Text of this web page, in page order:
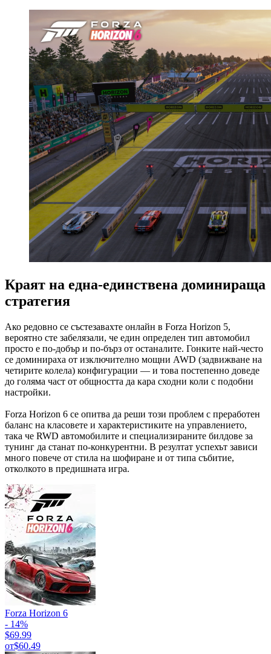
Краят на една-единствена доминираща
стратегия
Ако редовно се състезавахте онлайн в Forza Horizon 5,
вероятно сте забелязали, че един определен тип автомобил
просто е по-добър и по-бърз от останалите. Гонките най-често
се доминираха от изключително мощни AWD (задвижване на
четирите колела) конфигурации — и това постепенно доведе
до голяма част от общността да кара сходни коли с подобни
настройки.
Forza Horizon 6 се опитва да реши този проблем с преработен
баланс на класовете и характеристиките на управлението,
така че RWD автомобилите и специализираните билдове за
тунинг да станат по-конкурентни. В резултат успехът зависи
много повече от стила на шофиране и от типа събитие,
отколкото в предишната игра.
Forza Horizon 6
- 14%
$69.99
от$60.49